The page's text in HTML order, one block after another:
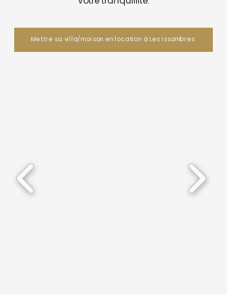
Mettre sa villa/maison en location à Les Issambres